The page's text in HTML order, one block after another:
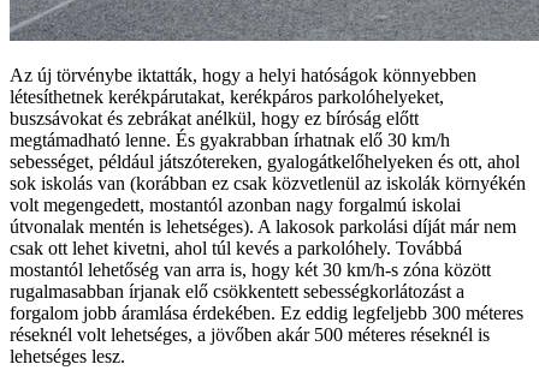
Az új törvénybe iktatták, hogy a helyi hatóságok könnyebben
létesíthetnek kerékpárutakat, kerékpáros parkolóhelyeket,
buszsávokat és zebrákat anélkül, hogy ez bíróság előtt
megtámadható lenne. És gyakrabban írhatnak elő 30 km/h
sebességet, például játszótereken, gyalogátkelőhelyeken és ott, ahol
sok iskolás van (korábban ez csak közvetlenül az iskolák környékén
volt megengedett, mostantól azonban nagy forgalmú iskolai
útvonalak mentén is lehetséges). A lakosok parkolási díját már nem
csak ott lehet kivetni, ahol túl kevés a parkolóhely. Továbbá
mostantól lehetőség van arra is, hogy két 30 km/h-s zóna között
rugalmasabban írjanak elő csökkentett sebességkorlátozást a
forgalom jobb áramlása érdekében. Ez eddig legfeljebb 300 méteres
réseknél volt lehetséges, a jövőben akár 500 méteres réseknél is
lehetséges lesz.